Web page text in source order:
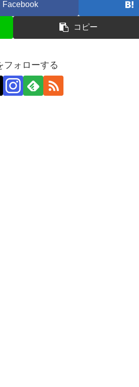
Facebook
コピー
フォローする